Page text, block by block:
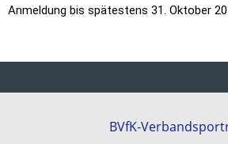
Anmeldung bis spätestens 31. Oktober
BVfK-